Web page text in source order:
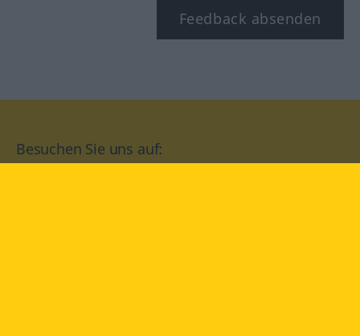
Feedback absenden
Besuchen Sie uns auf: